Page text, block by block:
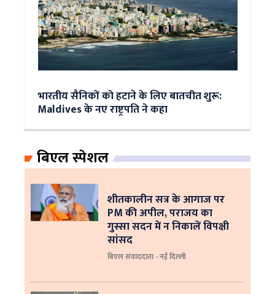
भारतीय सैनिकों को हटाने के लिए बातचीत शुरू:
Maldives के नए राष्ट्रपति ने कहा
बिएल स्पेशल
शीतकालीन सत्र के आगाज पर
PM की अपील, पराजय का
गुस्सा सदन में न निकालें विपक्षी
सांसद
बिएल संवाददाता - नई दिल्ली